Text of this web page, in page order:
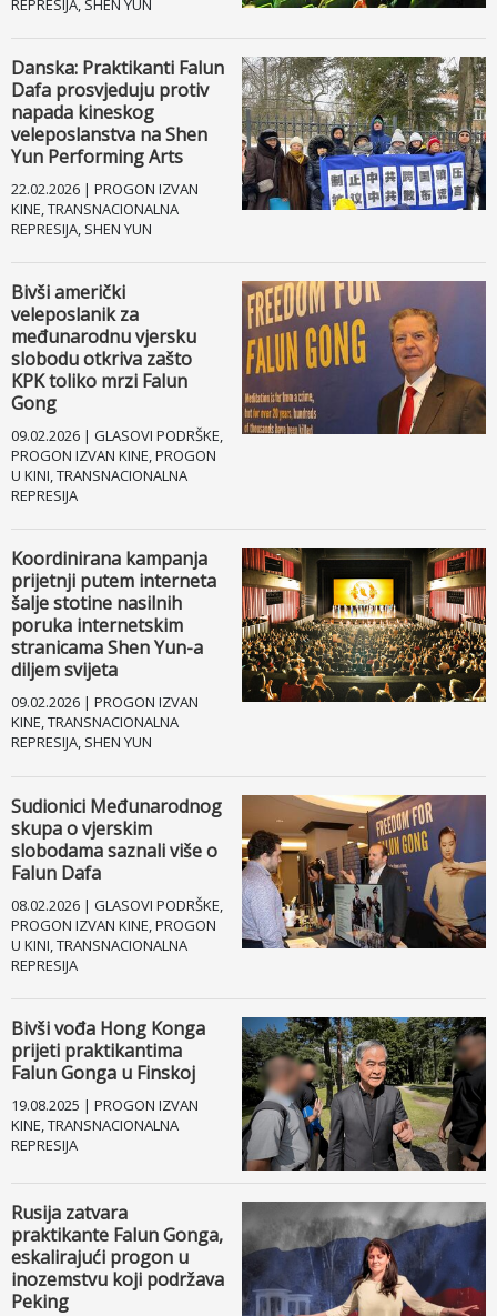
REPRESIJA, SHEN YUN
Danska: Praktikanti Falun
Dafa prosvjeduju protiv
napada kineskog
veleposlanstva na Shen
Yun Performing Arts
22.02.2026 | PROGON IZVAN
KINE, TRANSNACIONALNA
REPRESIJA, SHEN YUN
Bivši američki
veleposlanik za
međunarodnu vjersku
slobodu otkriva zašto
KPK toliko mrzi Falun
Gong
09.02.2026 | GLASOVI PODRŠKE,
PROGON IZVAN KINE, PROGON
U KINI, TRANSNACIONALNA
REPRESIJA
Koordinirana kampanja
prijetnji putem interneta
šalje stotine nasilnih
poruka internetskim
stranicama Shen Yun-a
diljem svijeta
09.02.2026 | PROGON IZVAN
KINE, TRANSNACIONALNA
REPRESIJA, SHEN YUN
Sudionici Međunarodnog
skupa o vjerskim
slobodama saznali više o
Falun Dafa
08.02.2026 | GLASOVI PODRŠKE,
PROGON IZVAN KINE, PROGON
U KINI, TRANSNACIONALNA
REPRESIJA
Bivši vođa Hong Konga
prijeti praktikantima
Falun Gonga u Finskoj
19.08.2025 | PROGON IZVAN
KINE, TRANSNACIONALNA
REPRESIJA
Rusija zatvara
praktikante Falun Gonga,
eskalirajući progon u
inozemstvu koji podržava
Peking